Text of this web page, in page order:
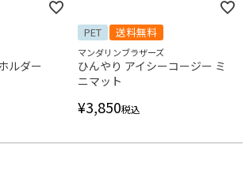
ルダー
PET 送料無料
マンダリンブラザーズ
ひんやり アイシーコージー ミ
ニマット
¥3,850税込